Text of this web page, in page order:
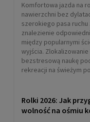
Komfortowa jazda na
nawierzchni bez
szerokiego pasa ruchu
znalezienie
między popularnymi
wyjścia.
bezstresową naukę
rekreacji na świeżym
Rolki 2026: Jak
wolność na ośmiu